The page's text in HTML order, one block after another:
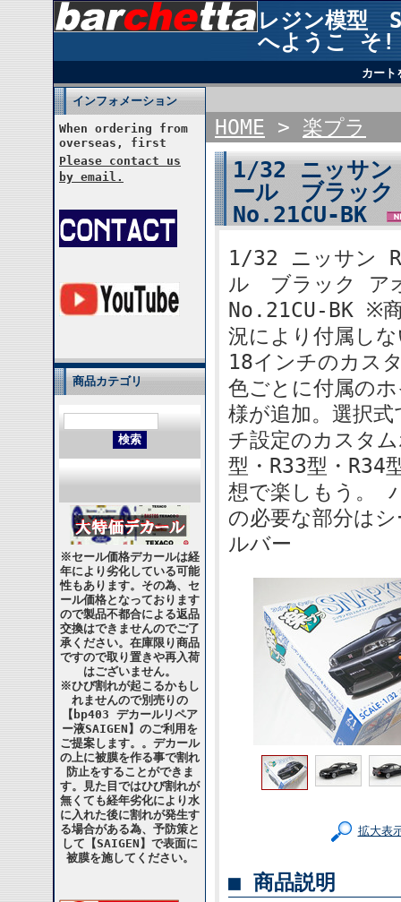
レジン模型
へようこ そ!
カート
インフォメーション
When ordering from
overseas, first
Please contact us
by email.
商品カテゴリ
※セール価格デカールは経
年により劣化している可能
性もあります。その為、セ
ール価格となっております
ので製品不都合による返品
交換はできませんのでご了
承ください。在庫限り商品
ですので取り置きや再入荷
はございません。
※ひび割れが起こるかもし
れませんので別売りの
【bp403 デカールリペア
ー液SAIGEN】のご利用を
ご提案します。。デカール
の上に被膜を作る事で割れ
防止をすることができま
す。見た目ではひび割れが
無くても経年劣化により水
に入れた後に割れが発生す
る場合がある為、予防策と
して【SAIGEN】で表面に
被膜を施してください。
HOME > 楽プラ
1/32 ニッサン
ール ブラック
No.21CU-BK
1/32 ニッサン
ル ブラック ア
No.21CU-BK ※商
況により付属し
18インチのカス
色ごとに付属の
様が追加。選択
チ設定のカスタ
型・R33型・R34
想で楽しもう。
の必要な部分は
ルバー
拡大表
■ 商品説明